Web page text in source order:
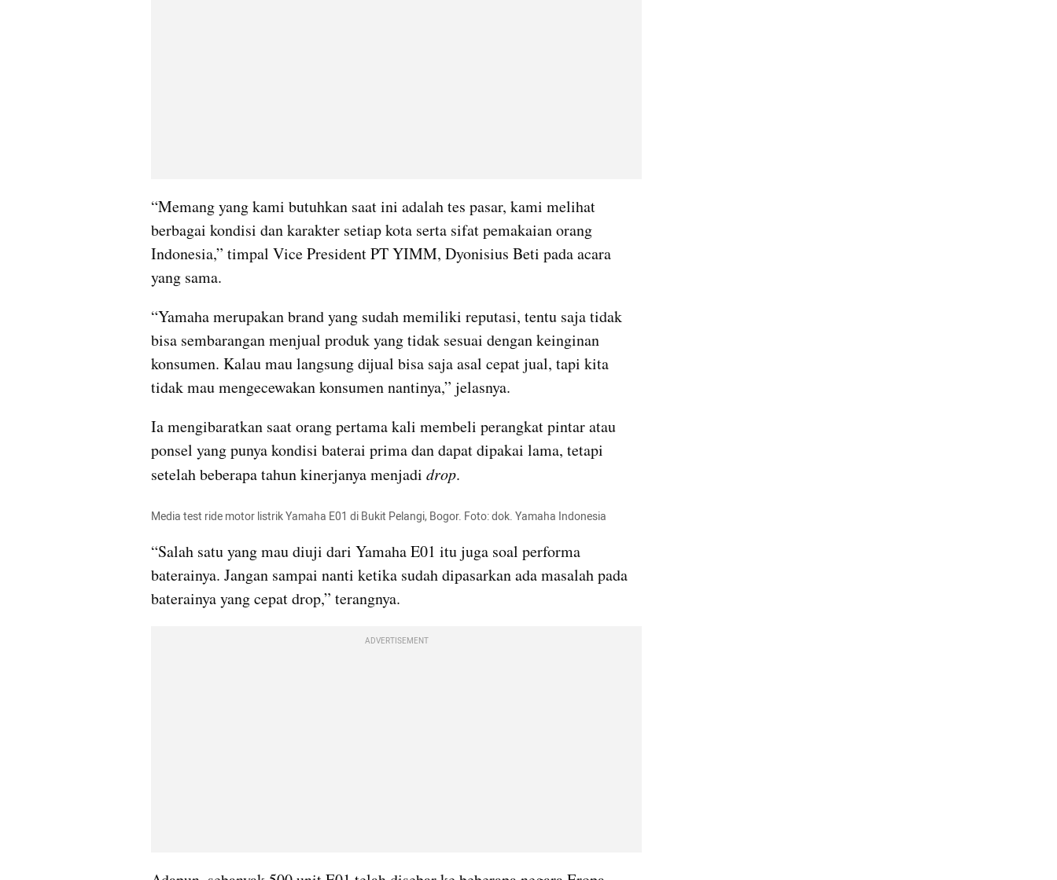
“Memang yang kami butuhkan saat ini adalah tes pasar, kami melihat
berbagai kondisi dan karakter setiap kota serta sifat pemakaian orang
Indonesia,” timpal Vice President PT YIMM, Dyonisius Beti pada acara
yang sama.
“Yamaha merupakan brand yang sudah memiliki reputasi, tentu saja tidak
bisa sembarangan menjual produk yang tidak sesuai dengan keinginan
konsumen. Kalau mau langsung dijual bisa saja asal cepat jual, tapi kita
tidak mau mengecewakan konsumen nantinya,” jelasnya.
Ia mengibaratkan saat orang pertama kali membeli perangkat pintar atau
ponsel yang punya kondisi baterai prima dan dapat dipakai lama, tetapi
setelah beberapa tahun kinerjanya menjadi drop.
Media test ride motor listrik Yamaha E01 di Bukit Pelangi, Bogor. Foto: dok. Yamaha Indonesia
“Salah satu yang mau diuji dari Yamaha E01 itu juga soal performa
baterainya. Jangan sampai nanti ketika sudah dipasarkan ada masalah pada
baterainya yang cepat drop,” terangnya.
ADVERTISEMENT